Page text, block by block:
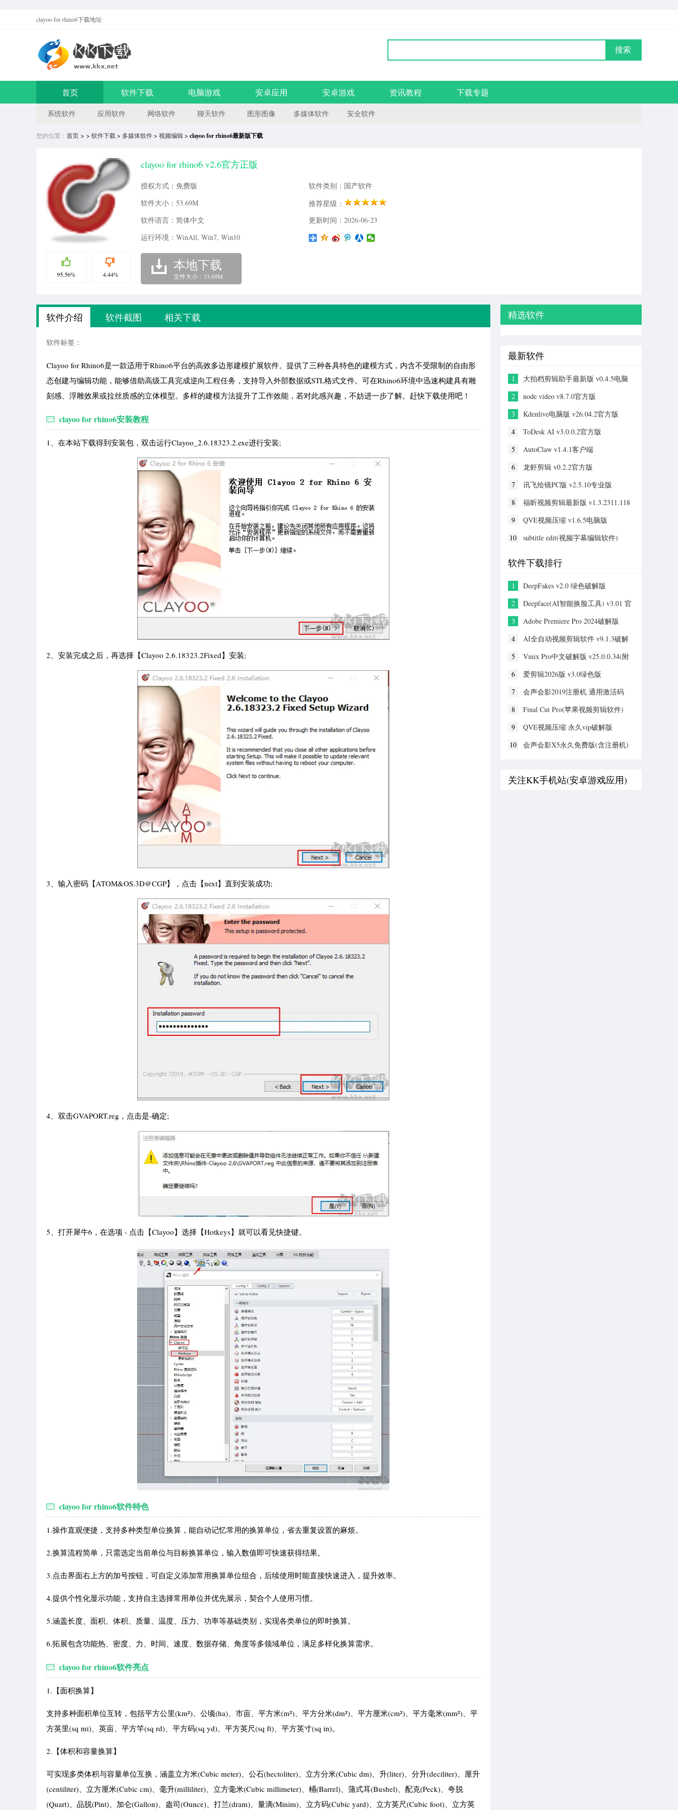
clayoo for rhino6下载地址
搜索
首页 软件下载 电脑游戏 安卓应用 安卓游戏 资讯教程 下载专题
系统软件 应用软件 网络软件 聊天软件 图形图像 多媒体软件 安全软件
您的位置： 首页 > > 软件下载 > 多媒体软件> 视频编辑> clayoo for rhino6最新版下载
95.56% 4.44%
clayoo for rhino6 v2.6官方正版
授权方式：免费版
软件类别：国产软件
软件大小：53.69M
推荐星级：
软件语言：简体中文
更新时间：2026-06-23
运行环境：WinAll, Win7, Win10
本地下载
文件大小：53.69M
软件介绍 软件截图 相关下载
软件标签：
Clayoo for Rhino6是一款适用于Rhino6平台的高效多边形建模扩展软件。提供了三种各具特色的建模方式，内含不受限制的自由形
态创建与编辑功能，能够借助高级工具完成逆向工程任务，支持导入外部数据或STL格式文件。可在Rhino6环境中迅速构建具有雕
刻感、浮雕效果或拉丝质感的立体模型。多样的建模方法提升了工作效能，若对此感兴趣，不妨进一步了解。赶快下载使用吧！
clayoo for rhino6安装教程
1、在本站下载得到安装包，双击运行Clayoo_2.6.18323.2.exe进行安装;
2、安装完成之后，再选择【Clayoo 2.6.18323.2Fixed】安装;
3、输入密码【ATOM&OS.3D@CGP】，点击【next】直到安装成功;
4、双击GVAPORT.reg，点击是-确定;
5、打开犀牛6，在选项 - 点击【Clayoo】选择【Hotkeys】就可以看见快捷键。
clayoo for rhino6软件特色
1.操作直观便捷，支持多种类型单位换算，能自动记忆常用的换算单位，省去重复设置的麻烦。
2.换算流程简单，只需选定当前单位与目标换算单位，输入数值即可快速获得结果。
3.点击界面右上方的加号按钮，可自定义添加常用换算单位组合，后续使用时能直接快速进入，提升效率。
4.提供个性化显示功能，支持自主选择常用单位并优先展示，契合个人使用习惯。
5.涵盖长度、面积、体积、质量、温度、压力、功率等基础类别，实现各类单位的即时换算。
6.拓展包含功能热、密度、力、时间、速度、数据存储、角度等多领域单位，满足多样化换算需求。
clayoo for rhino6软件亮点
1.【面积换算】
支持多种面积单位互转，包括平方公里(km²)、公顷(ha)、市亩、平方米(m²)、平方分米(dm²)、平方厘米(cm²)、平方毫米(mm²)、平
方英里(sq mi)、英亩、平方竿(sq rd)、平方码(sq yd)、平方英尺(sq ft)、平方英寸(sq in)。
2.【体积和容量换算】
可实现多类体积与容量单位互换，涵盖立方米(Cubic meter)、公石(hectoliter)、立方分米(Cubic dm)、升(liter)、分升(deciliter)、厘升
(centiliter)、立方厘米(Cubic cm)、毫升(milliliter)、立方毫米(Cubic millimeter)、桶(Barrel)、蒲式耳(Bushel)、配克(Peck)、夸脱
(Quart)、品脱(Pint)、加仑(Gallon)、盎司(Ounce)、打兰(dram)、量滴(Minim)、立方码(Cubic yard)、立方英尺(Cubic foot)、立方英
精选软件
最新软件
1
大拍档剪辑助手最新版 v0.4.5电脑
2
node video v8.7.0官方版
3
Kdenlive电脑版 v26.04.2官方版
4
ToDesk AI v3.0.0.2官方版
5
AutoClaw v1.4.1客户端
6
龙虾剪辑 v0.2.2官方版
7
讯飞绘镜PC版 v2.5.10专业版
8
福昕视频剪辑最新版 v1.3.2311.118
9
QVE视频压缩 v1.6.5电脑版
10
subtitle edit(视频字幕编辑软件)
软件下载排行
1
DeepFakes v2.0 绿色破解版
2
Deepface(AI智能换脸工具) v3.01 官
3
Adobe Premiere Pro 2024破解版
4
AI全自动视频剪辑软件 v9.1.3破解
5
Vmix Pro中文破解版 v25.0.0.34(附
6
爱剪辑2026版 v3.0绿色版
7
会声会影2019注册机 通用激活码
8
Final Cut Pro(苹果视频剪辑软件)
9
QVE视频压缩 永久vip破解版
10
会声会影X5永久免费版(含注册机)
关注KK手机站(安卓游戏应用)